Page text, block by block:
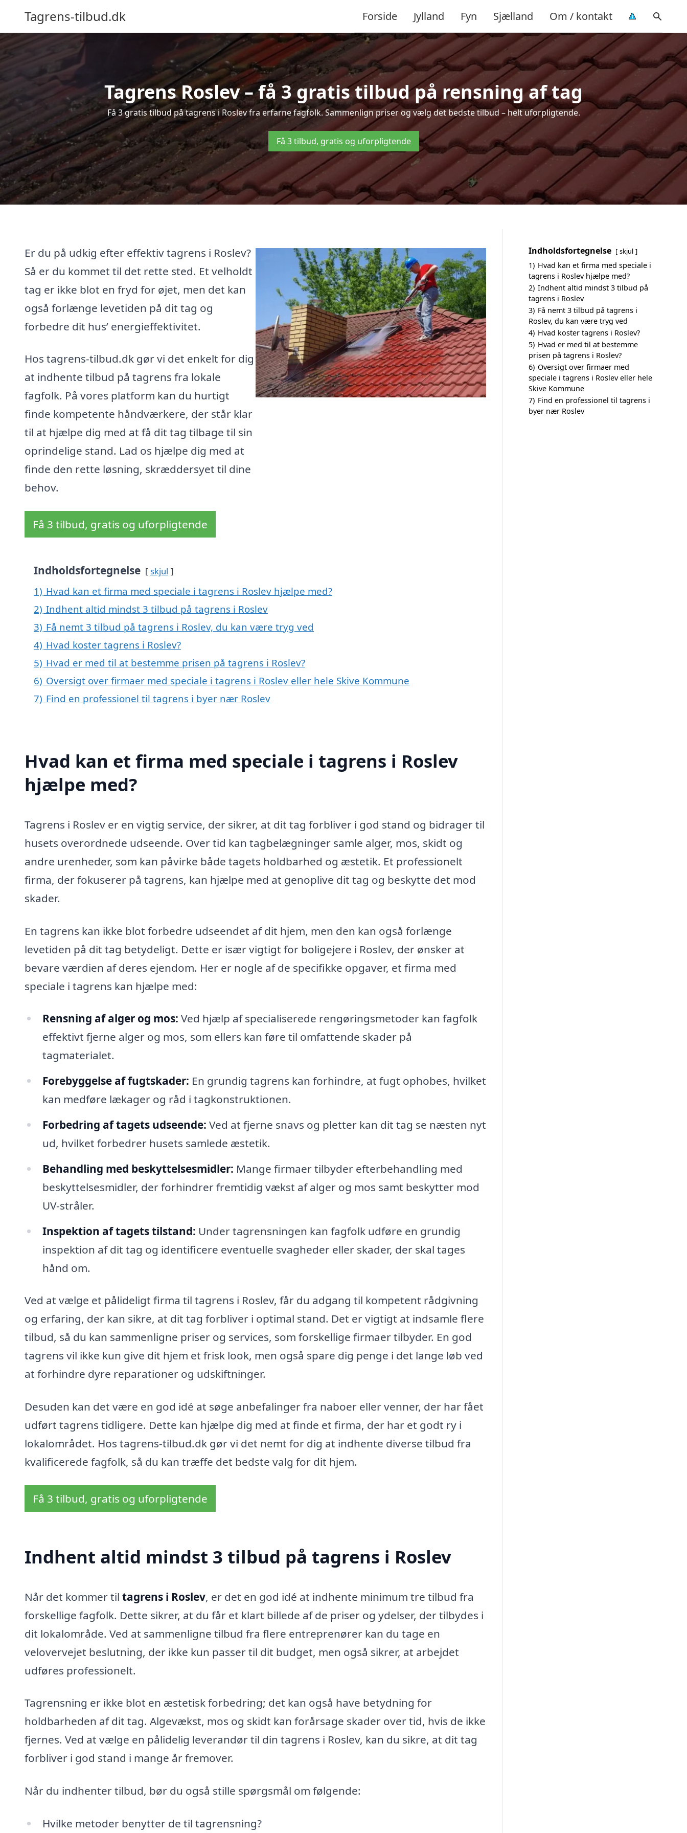
Tagrens-tilbud.dk Forside Jylland Fyn Sjælland Om / kontakt
Tagrens Roslev – få 3 gratis tilbud på rensning af tag
Få 3 gratis tilbud på tagrens i Roslev fra erfarne fagfolk. Sammenlign priser og vælg det bedste tilbud – helt uforpligtende.
Få 3 tilbud, gratis og uforpligtende
Er du på udkig efter effektiv tagrens i Roslev?
Så er du kommet til det rette sted. Et velholdt
tag er ikke blot en fryd for øjet, men det kan
også forlænge levetiden på dit tag og
forbedre dit hus’ energieffektivitet.
Hos tagrens-tilbud.dk gør vi det enkelt for dig
at indhente tilbud på tagrens fra lokale
fagfolk. På vores platform kan du hurtigt
finde kompetente håndværkere, der står klar
til at hjælpe dig med at få dit tag tilbage til sin
oprindelige stand. Lad os hjælpe dig med at
finde den rette løsning, skræddersyet til dine
behov.
Få 3 tilbud, gratis og uforpligtende
Indholdsfortegnelse skjul
1) Hvad kan et firma med speciale i tagrens i Roslev hjælpe med?
2) Indhent altid mindst 3 tilbud på tagrens i Roslev
3) Få nemt 3 tilbud på tagrens i Roslev, du kan være tryg ved
4) Hvad koster tagrens i Roslev?
5) Hvad er med til at bestemme prisen på tagrens i Roslev?
6) Oversigt over firmaer med speciale i tagrens i Roslev eller hele Skive Kommune
7) Find en professionel til tagrens i byer nær Roslev
Hvad kan et firma med speciale i tagrens i Roslev
hjælpe med?
Tagrens i Roslev er en vigtig service, der sikrer, at dit tag forbliver i god stand og bidrager til
husets overordnede udseende. Over tid kan tagbelægninger samle alger, mos, skidt og
andre urenheder, som kan påvirke både tagets holdbarhed og æstetik. Et professionelt
firma, der fokuserer på tagrens, kan hjælpe med at genoplive dit tag og beskytte det mod
skader.
En tagrens kan ikke blot forbedre udseendet af dit hjem, men den kan også forlænge
levetiden på dit tag betydeligt. Dette er især vigtigt for boligejere i Roslev, der ønsker at
bevare værdien af deres ejendom. Her er nogle af de specifikke opgaver, et firma med
speciale i tagrens kan hjælpe med:
Rensning af alger og mos: Ved hjælp af specialiserede rengøringsmetoder kan fagfolk
effektivt fjerne alger og mos, som ellers kan føre til omfattende skader på
tagmaterialet.
Forebyggelse af fugtskader: En grundig tagrens kan forhindre, at fugt ophobes, hvilket
kan medføre lækager og råd i tagkonstruktionen.
Forbedring af tagets udseende: Ved at fjerne snavs og pletter kan dit tag se næsten nyt
ud, hvilket forbedrer husets samlede æstetik.
Behandling med beskyttelsesmidler: Mange firmaer tilbyder efterbehandling med
beskyttelsesmidler, der forhindrer fremtidig vækst af alger og mos samt beskytter mod
UV-stråler.
Inspektion af tagets tilstand: Under tagrensningen kan fagfolk udføre en grundig
inspektion af dit tag og identificere eventuelle svagheder eller skader, der skal tages
hånd om.
Ved at vælge et pålideligt firma til tagrens i Roslev, får du adgang til kompetent rådgivning
og erfaring, der kan sikre, at dit tag forbliver i optimal stand. Det er vigtigt at indsamle flere
tilbud, så du kan sammenligne priser og services, som forskellige firmaer tilbyder. En god
tagrens vil ikke kun give dit hjem et frisk look, men også spare dig penge i det lange løb ved
at forhindre dyre reparationer og udskiftninger.
Desuden kan det være en god idé at søge anbefalinger fra naboer eller venner, der har fået
udført tagrens tidligere. Dette kan hjælpe dig med at finde et firma, der har et godt ry i
lokalområdet. Hos tagrens-tilbud.dk gør vi det nemt for dig at indhente diverse tilbud fra
kvalificerede fagfolk, så du kan træffe det bedste valg for dit hjem.
Få 3 tilbud, gratis og uforpligtende
Indhent altid mindst 3 tilbud på tagrens i Roslev
Når det kommer til tagrens i Roslev, er det en god idé at indhente minimum tre tilbud fra
forskellige fagfolk. Dette sikrer, at du får et klart billede af de priser og ydelser, der tilbydes i
dit lokalområde. Ved at sammenligne tilbud fra flere entreprenører kan du tage en
velovervejet beslutning, der ikke kun passer til dit budget, men også sikrer, at arbejdet
udføres professionelt.
Tagrensning er ikke blot en æstetisk forbedring; det kan også have betydning for
holdbarheden af dit tag. Algevækst, mos og skidt kan forårsage skader over tid, hvis de ikke
fjernes. Ved at vælge en pålidelig leverandør til din tagrens i Roslev, kan du sikre, at dit tag
forbliver i god stand i mange år fremover.
Når du indhenter tilbud, bør du også stille spørgsmål om følgende:
Hvilke metoder benytter de til tagrensning?
Indholdsfortegnelse skjul
1) Hvad kan et firma med speciale i
tagrens i Roslev hjælpe med?
2) Indhent altid mindst 3 tilbud på
tagrens i Roslev
3) Få nemt 3 tilbud på tagrens i
Roslev, du kan være tryg ved
4) Hvad koster tagrens i Roslev?
5) Hvad er med til at bestemme
prisen på tagrens i Roslev?
6) Oversigt over firmaer med
speciale i tagrens i Roslev eller hele
Skive Kommune
7) Find en professionel til tagrens i
byer nær Roslev